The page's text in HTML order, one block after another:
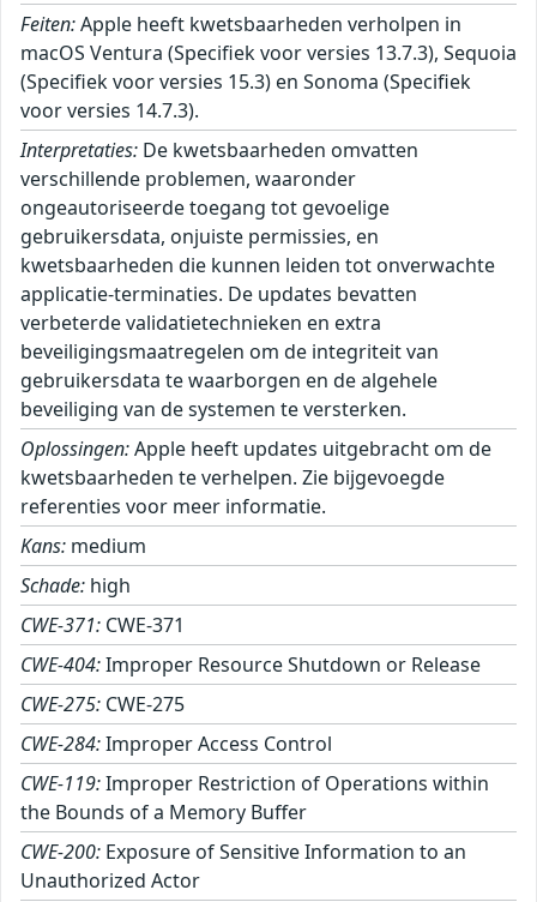
Feiten:Apple heeft kwetsbaarheden verholpen in
macOS Ventura (Specifiek voor versies 13.7.3), Sequoia
(Specifiek voor versies 15.3) en Sonoma (Specifiek
voor versies 14.7.3).
Interpretaties: De kwetsbaarheden omvatten
verschillende problemen, waaronder
ongeautoriseerde toegang tot gevoelige
gebruikersdata, onjuiste permissies, en
kwetsbaarheden die kunnen leiden tot onverwachte
applicatie-terminaties. De updates bevatten
verbeterde validatietechnieken en extra
beveiligingsmaatregelen om de integriteit van
gebruikersdata te waarborgen en de algehele
beveiliging van de systemen te versterken.
Oplossingen:Apple heeft updates uitgebracht om de
kwetsbaarheden te verhelpen. Zie bijgevoegde
referenties voor meer informatie.
Kans: medium
Schade: high
CWE-371: CWE-371
CWE-404:Improper Resource Shutdown or Release
CWE-275: CWE-275
CWE-284:Improper Access Control
CWE-119:Improper Restriction of Operations within
the Bounds of a Memory Buffer
CWE-200: Exposure of Sensitive Information to an
Unauthorized Actor